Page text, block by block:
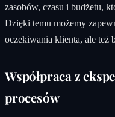
zasobów, czasu i budżetu,
Dzięki temu możemy
oczekiwania klienta, ale też
Współpraca z
procesów